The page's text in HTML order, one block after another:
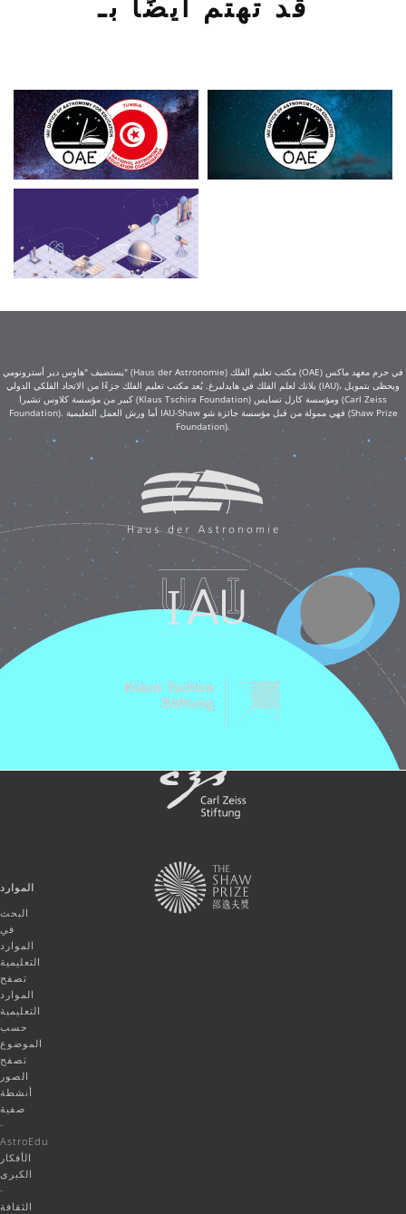
يستضيف "هاوس دير أسترونومي" (Haus der Astronomie) مكتب تعليم الفلك (OAE) في حرم معهد ماكس
بلانك لعلم الفلك في هايدلبرغ. يُعد مكتب تعليم الفلك جزءًا من الاتحاد الفلكي الدولي (IAU)، ويحظى بتمويل
كبير من مؤسسة كلاوس تشيرا (Klaus Tschira Foundation) ومؤسسة كارل تسايس (Carl Zeiss
Foundation). أما ورش العمل التعليمية IAU-Shaw فهي ممولة من قبل مؤسسة جائزة شو (Shaw Prize
Foundation).
الموارد
البحث
في
الموارد
التعليمية
تصفح
الموارد
التعليمية
حسب
الموضوع
تصفح
الصور
أنشطة
صفية
-
AstroEdu
الأفكار
الكبرى
-
الثقافة